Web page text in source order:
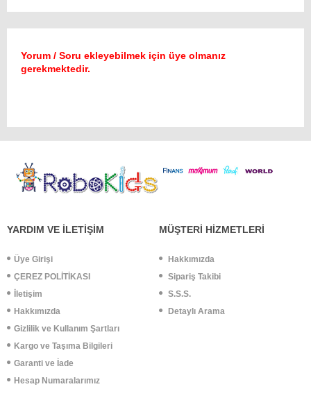
Yorum / Soru ekleyebilmek için üye olmanız
gerekmektedir.
YARDIM VE İLETİŞİM
Üye Girişi
ÇEREZ POLİTİKASI
İletişim
Hakkımızda
Gizlilik ve Kullanım Şartları
Kargo ve Taşıma Bilgileri
Garanti ve İade
Hesap Numaralarımız
MÜŞTERİ HİZMETLERİ
Hakkımızda
Sipariş Takibi
S.S.S.
Detaylı Arama